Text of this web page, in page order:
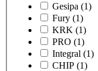
Gesipa (1)
Fury (1)
KRK (1)
PRO (1)
Integral (1)
CHIP (1)